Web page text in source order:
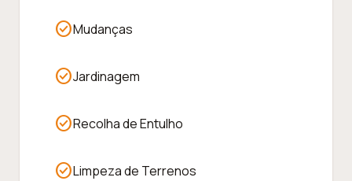
check_circleMudanças
check_circleJardinagem
check_circleRecolha de Entulho
check_circleLimpeza de Terrenos